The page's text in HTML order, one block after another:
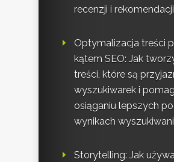
recenzji i
Optymalizacja treści
kątem SEO: Jak
treści, które są
wyszukiwarek i
osiąganiu lepszych
wynikach
Storytelling: Jak